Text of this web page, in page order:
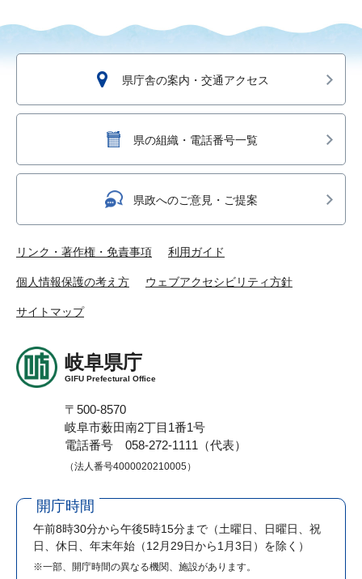
県庁舎の案内・交通アクセス
県の組織・電話番号一覧
県政へのご意見・ご提案
リンク・著作権・免責事項 利用ガイド
個人情報保護の考え方 ウェブアクセシビリティ方針
サイトマップ
岐阜県庁
GIFU Prefectural Office
〒500-8570
岐阜市薮田南2丁目1番1号
電話番号 058-272-1111（代表）
（法人番号4000020210005）
開庁時間
午前8時30分から午後5時15分まで （土曜日、日曜日、祝
日、休日、年末年始（12月29日から1月3日）を除く）
※一部、開庁時間の異なる機関、施設があります。